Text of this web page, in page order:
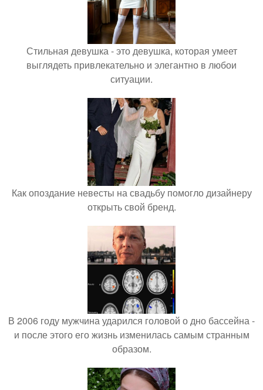
Стильная девушка - это девушка, которая умеет
выглядеть привлекательно и элегантно в любои
ситуации.
Как опоздание невесты на свадьбу помогло дизайнеру
открыть свой бренд.
В 2006 году мужчина ударился головой о дно бассейна -
и после этого его жизнь изменилась самым странным
образом.